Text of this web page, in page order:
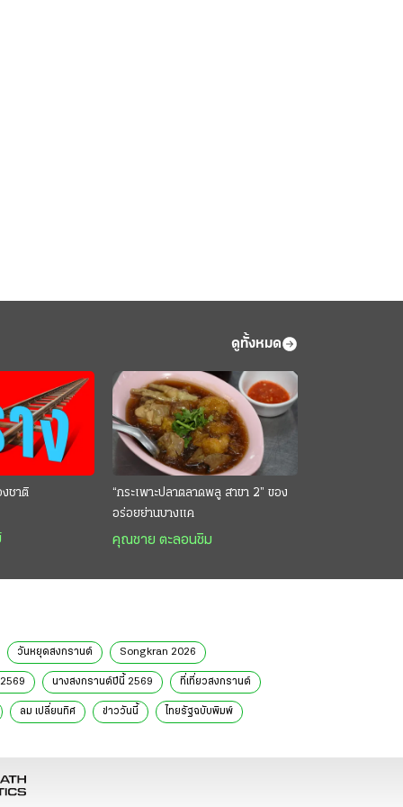
ดูทั้งหมด
งชาติ
“กระเพาะปลาตลาดพลู สาขา 2” ของ
อร่อยย่านบางแค
คุณชาย ตะลอนชิม
วันหยุดสงกรานต์ Songkran 2026
นางสงกรานต์ปีนี้ 2569 ที่เที่ยวสงกรานต์
ลม เปลี่ยนทิศ ข่าววันนี้ ไทยรัฐฉบับพิมพ์